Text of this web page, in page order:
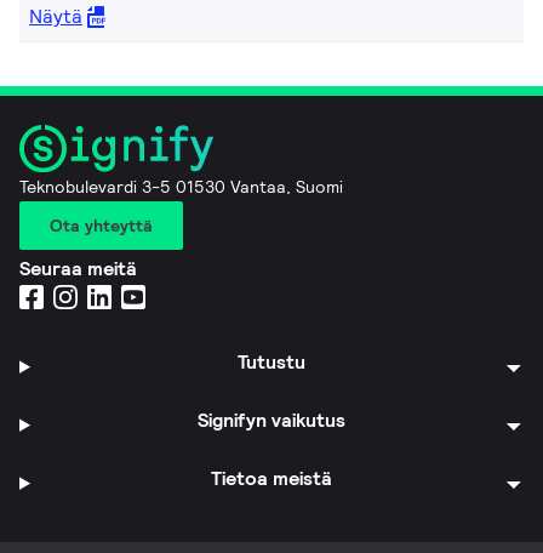
Näytä
Teknobulevardi 3-5 01530 Vantaa, Suomi
Ota yhteyttä
Seuraa meitä
Tutustu
Signifyn vaikutus
Tietoa meistä